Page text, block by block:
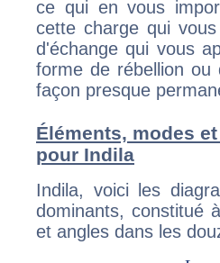
ce qui en vous
cette charge qui
d'échange qui vous
forme de rébellion ou
façon presque
Éléments, modes
pour Indila
Indila, voici les
dominants, constitué
et angles dans les